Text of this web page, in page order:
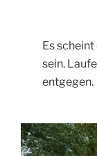
Es
sein.
entgegen.